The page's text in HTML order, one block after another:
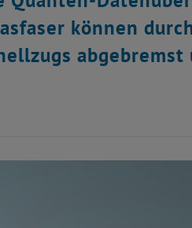
können